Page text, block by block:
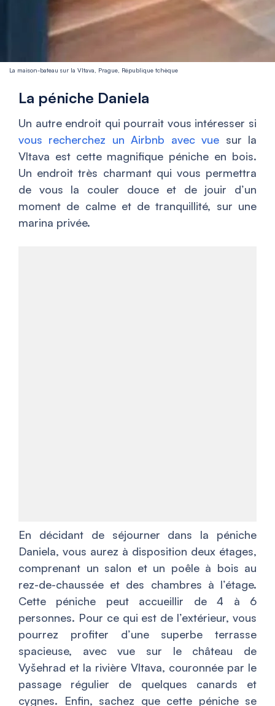
La maison-bateau sur la Vltava, Prague, République tchèque
La péniche Daniela
Un autre endroit qui pourrait vous intéresser si
vous recherchez un Airbnb avec vue sur la
Vltava est cette magnifique péniche en bois.
Un endroit très charmant qui vous permettra
de vous la couler douce et de jouir d’un
moment de calme et de tranquillité, sur une
marina privée.
En décidant de séjourner dans la péniche
Daniela, vous aurez à disposition deux étages,
comprenant un salon et un poêle à bois au
rez-de-chaussée et des chambres à l’étage.
Cette péniche peut accueillir de 4 à 6
personnes. Pour ce qui est de l’extérieur, vous
pourrez profiter d’une superbe terrasse
spacieuse, avec vue sur le château de
Vyšehrad et la rivière Vltava, couronnée par le
passage régulier de quelques canards et
cygnes. Enfin, sachez que cette péniche se